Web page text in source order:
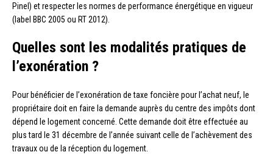
Pinel) et respecter les normes de performance énergétique en vigueur
(label BBC 2005 ou RT 2012).
Quelles sont les modalités pratiques de
l’exonération ?
Pour bénéficier de l’exonération de taxe foncière pour l’achat neuf, le
propriétaire doit en faire la demande auprès du centre des impôts dont
dépend le logement concerné. Cette demande doit être effectuée au
plus tard le 31 décembre de l’année suivant celle de l’achèvement des
travaux ou de la réception du logement.